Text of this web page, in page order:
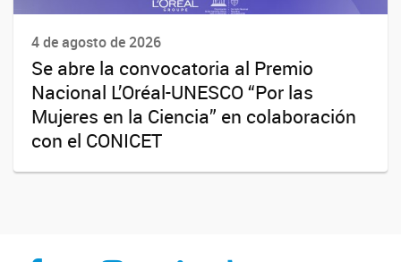
4 de agosto de 2026
Se abre la convocatoria al Premio
Nacional L’Oréal-UNESCO “Por las
Mujeres en la Ciencia” en colaboración
con el CONICET